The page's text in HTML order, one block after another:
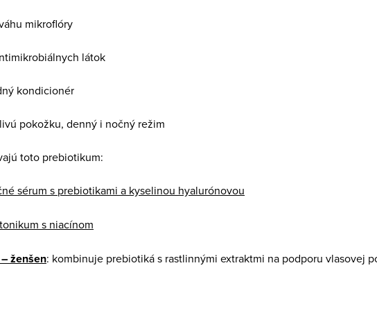
mikroflóry
látok
kondicionér
pokožku, denný i nočný režim
toto prebiotikum:
sérum s prebiotikami a kyselinou hyalurónovou
s niacínom
ženšen: kombinuje prebiotiká s rastlinnými extraktmi na podporu vlasovej